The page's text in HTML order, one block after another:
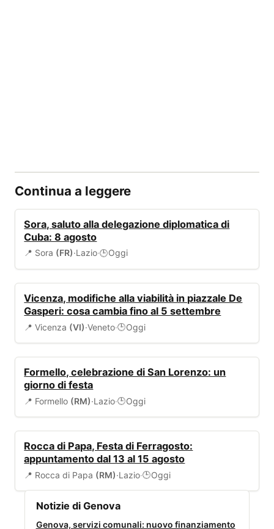
Continua a leggere
Sora, saluto alla delegazione diplomatica di
Cuba: 8 agosto
📍 Sora (FR)·Lazio·🕒Oggi
Vicenza, modifiche alla viabilità in piazzale De
Gasperi: cosa cambia fino al 5 settembre
📍 Vicenza (VI)·Veneto·🕒Oggi
Formello, celebrazione di San Lorenzo: un
giorno di festa
📍 Formello (RM)·Lazio·🕒Oggi
Rocca di Papa, Festa di Ferragosto:
appuntamento dal 13 al 15 agosto
📍 Rocca di Papa (RM)·Lazio·🕒Oggi
Notizie di Genova
Genova, servizi comunali: nuovo finanziamento